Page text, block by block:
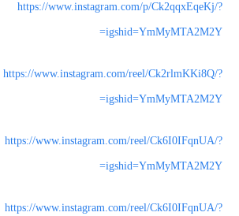
https://www.instagram.com/p/Ck2qqxEqeKj/?
igshid=YmMyMTA2M2Y=
https://www.instagram.com/reel/Ck2rlmKKi8Q/?
igshid=YmMyMTA2M2Y=
https://www.instagram.com/reel/Ck6I0IFqnUA/?
igshid=YmMyMTA2M2Y=
https://www.instagram.com/reel/Ck6I0IFqnUA/?